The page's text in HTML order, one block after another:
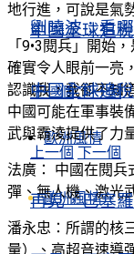
中國全球追
上一個 下一個
歐洲風情
再見，巴塞
劉曉波：看
中國全球追
上一個 下一個
歐洲風情
地行進，可說是氣
「9•3閱兵」開始
確實令人眼前一亮
認識我，我卻不知
中國可能在軍事裝
武與霸淩提供了力
法廣： 中國在閱兵
彈、無人機、激光
潘永忠：所謂的核
量）、高超音速導